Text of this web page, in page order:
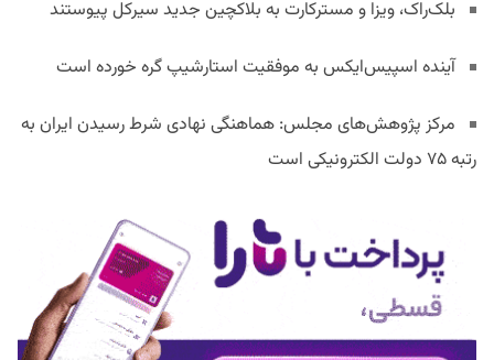
بلک‌راک، ویزا و مسترکارت به بلاکچین جدید سیرکل پیوستند
آینده اسپیس‌ایکس به موفقیت استارشیپ گره خورده است
مرکز پژوهش‌های مجلس: هماهنگی نهادی شرط رسیدن ایران به
رتبه ۷۵ دولت الکترونیکی است